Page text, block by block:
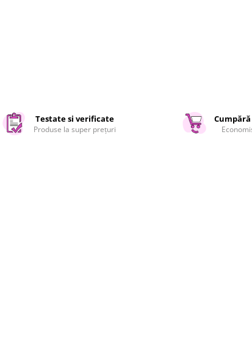
Testate si verificate
Produse la super prețuri